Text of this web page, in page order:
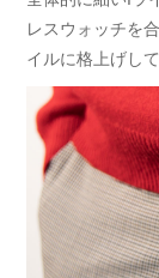
レスウォッチを
イルに格上げし